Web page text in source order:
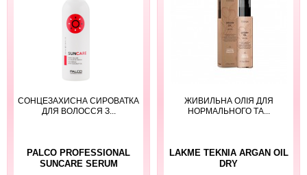
СОНЦЕЗАХИСНА СИРОВАТКА
ДЛЯ ВОЛОССЯ З...
PALCO PROFESSIONAL
SUNCARE SERUM
ЖИВИЛЬНА ОЛІЯ ДЛЯ
НОРМАЛЬНОГО ТА...
LAKME TEKNIA ARGAN OIL
DRY